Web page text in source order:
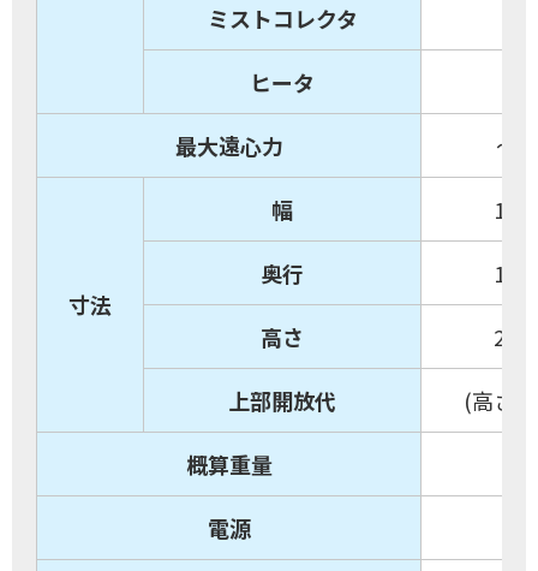
ミストコレクタ
ヒータ
最大遠心力 ～
寸法
幅
奥行
高さ
上部開放代 (高さ
概算重量
電源